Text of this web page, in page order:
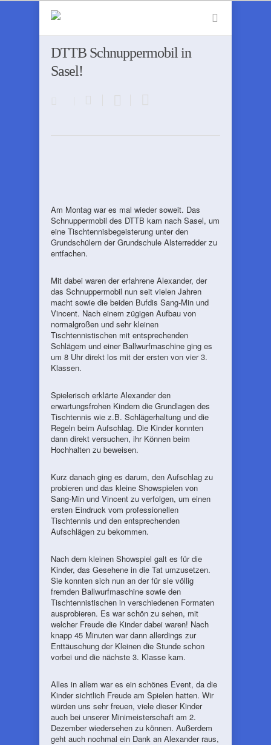
DTTB Schnuppermobil in
Sasel!
Am Montag war es mal wieder soweit. Das
Schnuppermobil des DTTB kam nach Sasel, um
eine Tischtennisbegeisterung unter den
Grundschülern der Grundschule Alsterredder zu
entfachen.
Mit dabei waren der erfahrene Alexander, der
das Schnuppermobil nun seit vielen Jahren
macht sowie die beiden Bufdis Sang-Min und
Vincent. Nach einem zügigen Aufbau von
normalgroßen und sehr kleinen
Tischtennistischen mit entsprechenden
Schlägern und einer Ballwurfmaschine ging es
um 8 Uhr direkt los mit der ersten von vier 3.
Klassen.
Spielerisch erklärte Alexander den
erwartungsfrohen Kindern die Grundlagen des
Tischtennis wie z.B. Schlägerhaltung und die
Regeln beim Aufschlag. Die Kinder konnten
dann direkt versuchen, ihr Können beim
Hochhalten zu beweisen.
Kurz danach ging es darum, den Aufschlag zu
probieren und das kleine Showspielen von
Sang-Min und Vincent zu verfolgen, um einen
ersten Eindruck vom professionellen
Tischtennis und den entsprechenden
Aufschlägen zu bekommen.
Nach dem kleinen Showspiel galt es für die
Kinder, das Gesehene in die Tat umzusetzen.
Sie konnten sich nun an der für sie völlig
fremden Ballwurfmaschine sowie den
Tischtennistischen in verschiedenen Formaten
ausprobieren. Es war schön zu sehen, mit
welcher Freude die Kinder dabei waren! Nach
knapp 45 Minuten war dann allerdings zur
Enttäuschung der Kleinen die Stunde schon
vorbei und die nächste 3. Klasse kam.
Alles in allem war es ein schönes Event, da die
Kinder sichtlich Freude am Spielen hatten. Wir
würden uns sehr freuen, viele dieser Kinder
auch bei unserer Minimeisterschaft am 2.
Dezember wiedersehen zu können. Außerdem
geht auch nochmal ein Dank an Alexander raus,